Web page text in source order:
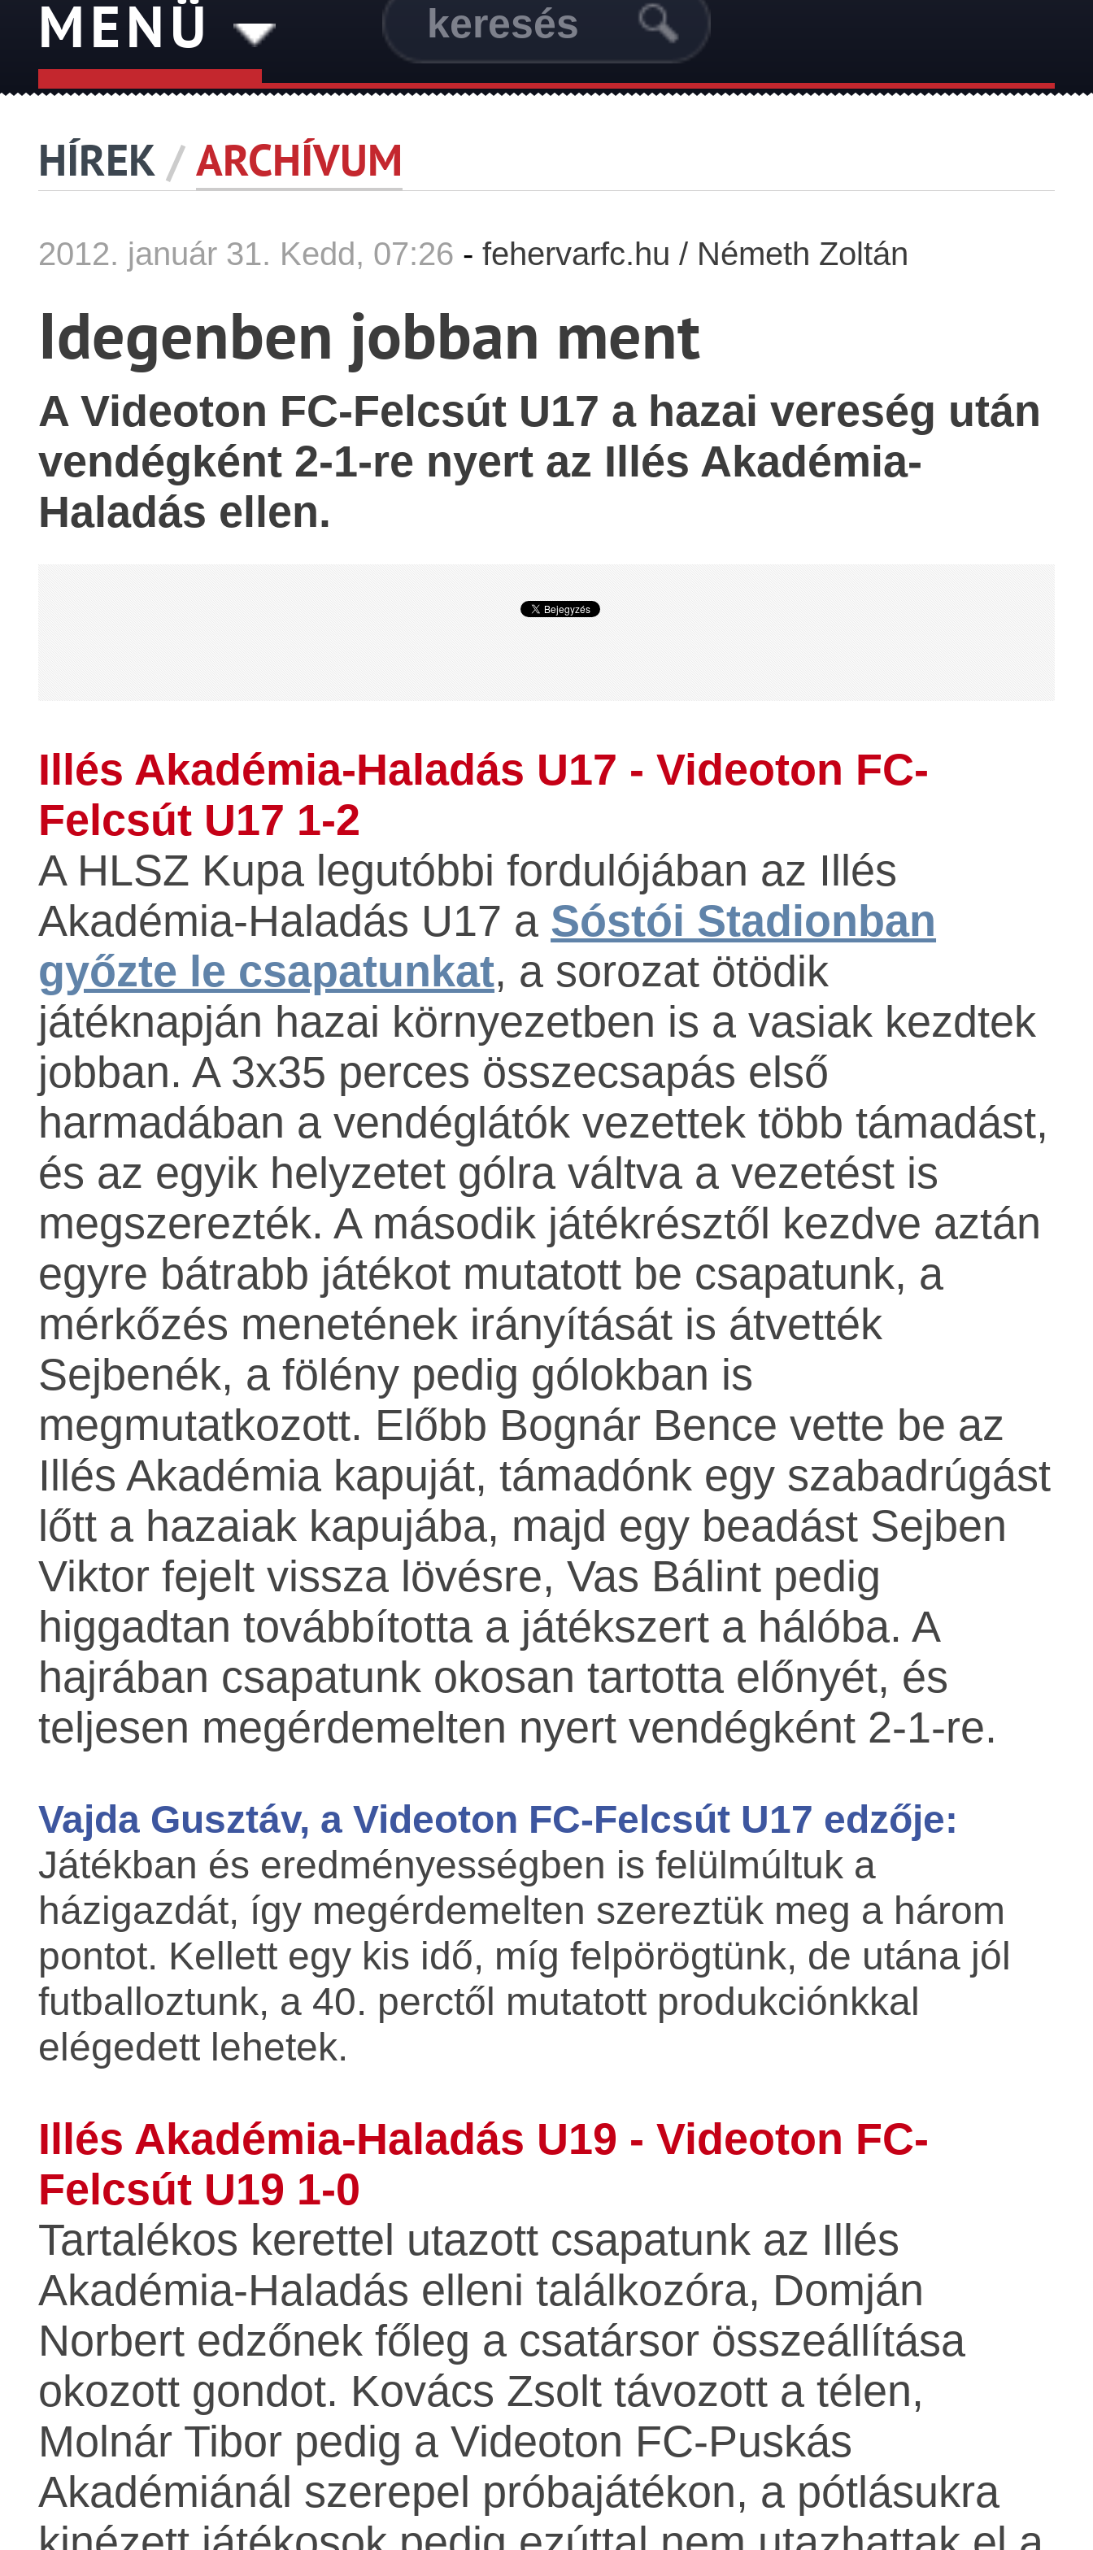
MENÜ
HÍREK / ARCHÍVUM
2012. január 31. Kedd, 07:26 -fehervarfc.hu / Németh Zoltán
Idegenben jobban ment
A Videoton FC-Felcsút U17 a hazai vereség után
vendégként 2-1-re nyert az Illés Akadémia-
Haladás ellen.
Illés Akadémia-Haladás U17 - Videoton FC-
Felcsút U17 1-2
A HLSZ Kupa legutóbbi fordulójában az Illés
Akadémia-Haladás U17 a Sóstói Stadionban
győzte le csapatunkat, a sorozat ötödik
játéknapján hazai környezetben is a vasiak kezdtek
jobban. A 3x35 perces összecsapás első
harmadában a vendéglátók vezettek több támadást,
és az egyik helyzetet gólra váltva a vezetést is
megszerezték. A második játékrésztől kezdve aztán
egyre bátrabb játékot mutatott be csapatunk, a
mérkőzés menetének irányítását is átvették
Sejbenék, a fölény pedig gólokban is
megmutatkozott. Előbb Bognár Bence vette be az
Illés Akadémia kapuját, támadónk egy szabadrúgást
lőtt a hazaiak kapujába, majd egy beadást Sejben
Viktor fejelt vissza lövésre, Vas Bálint pedig
higgadtan továbbította a játékszert a hálóba. A
hajrában csapatunk okosan tartotta előnyét, és
teljesen megérdemelten nyert vendégként 2-1-re.
Vajda Gusztáv, a Videoton FC-Felcsút U17 edzője:
Játékban és eredményességben is felülmúltuk a
házigazdát, így megérdemelten szereztük meg a három
pontot. Kellett egy kis idő, míg felpörögtünk, de utána jól
futballoztunk, a 40. perctől mutatott produkciónkkal
elégedett lehetek.
Illés Akadémia-Haladás U19 - Videoton FC-
Felcsút U19 1-0
Tartalékos kerettel utazott csapatunk az Illés
Akadémia-Haladás elleni találkozóra, Domján
Norbert edzőnek főleg a csatársor összeállítása
okozott gondot. Kovács Zsolt távozott a télen,
Molnár Tibor pedig a Videoton FC-Puskás
Akadémiánál szerepel próbajátékon, a pótlásukra